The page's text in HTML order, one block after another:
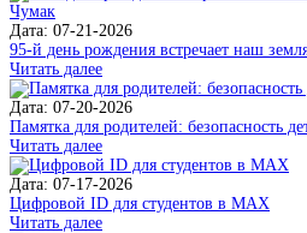
Дата: 07-21-2026
95-й день рождения встречает наш
Читать далее
Дата: 07-20-2026
Памятка для родителей: безопасность
Читать далее
Дата: 07-17-2026
Цифровой ID для студентов в MAX
Читать далее